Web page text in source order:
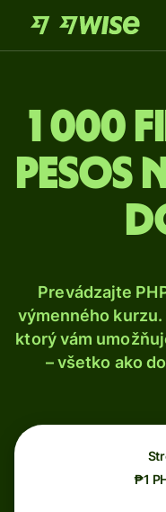
1 000
pesos
Prevádzajte
výmenného
ktorý vám
– všetko ako
₱1